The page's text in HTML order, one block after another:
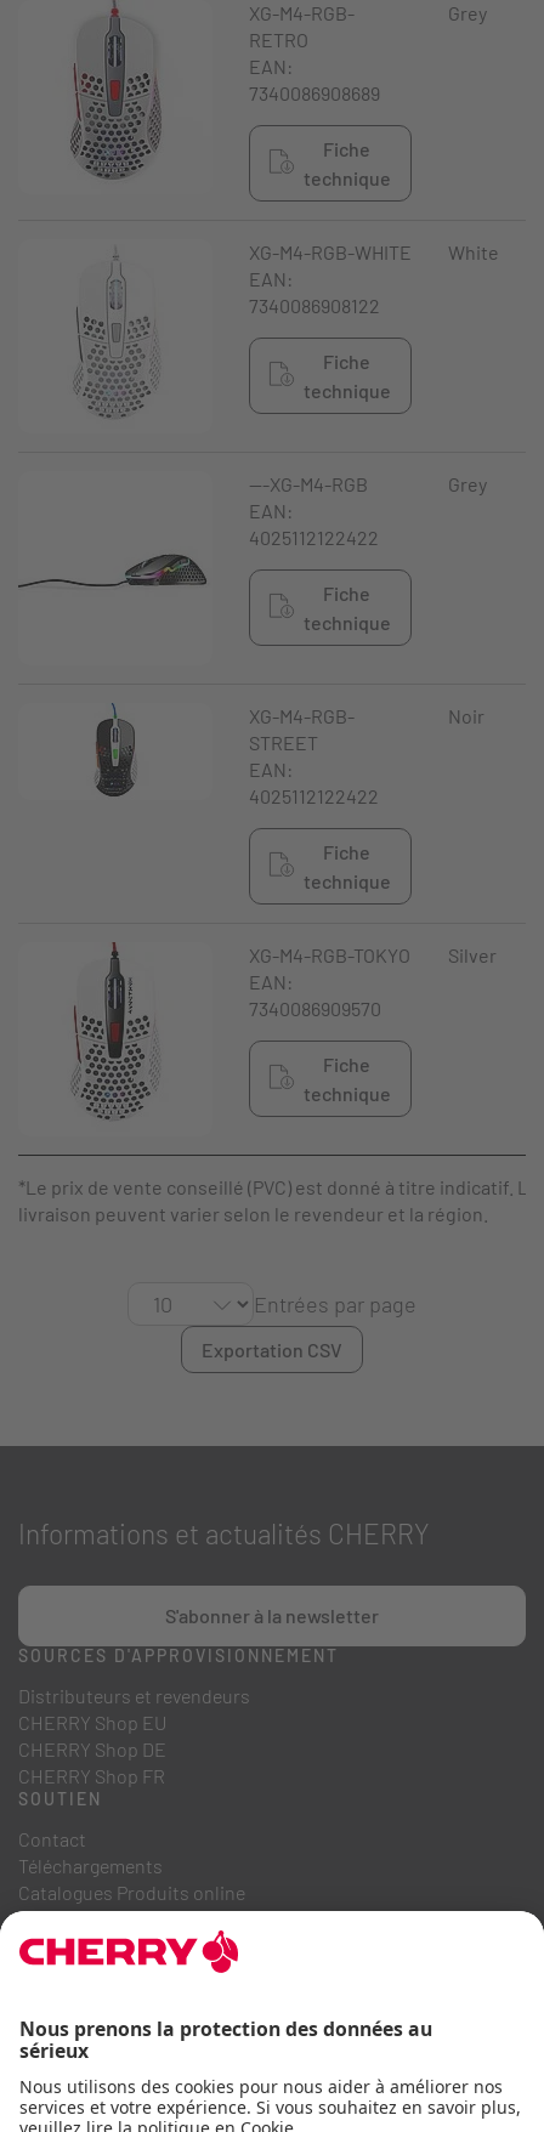
XG-M4-RGB-
RETRO
EAN:
7340086908689
Fiche
technique
Grey
XG-M4-RGB-WHITE
EAN:
7340086908122
Fiche
technique
White
---XG-M4-RGB
EAN:
4025112122422
Fiche
technique
Grey
XG-M4-RGB-
STREET
EAN:
4025112122422
Fiche
technique
Noir
XG-M4-RGB-TOKYO
EAN:
7340086909570
Fiche
technique
Silver
*Le prix de vente conseillé (PVC) est donné à titre indicatif.
livraison peuvent varier selon le revendeur et la région.
Entrées par page
Exportation CSV
Informations et actualités CHERRY
S'abonner à la newsletter
SOURCES D'APPROVISIONNEMENT
Distributeurs et revendeurs
CHERRY Shop EU
CHERRY Shop DE
CHERRY Shop FR
SOUTIEN
Contact
Téléchargements
Catalogues Produits online
FAQ
A PROPOS DE NOUS
Système de dénonciation
Code de conduite commerciale